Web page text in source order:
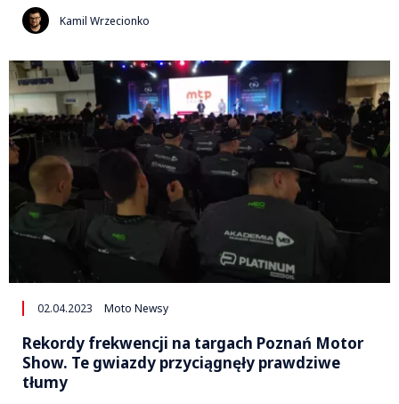
Kamil Wrzecionko
02.04.2023 Moto Newsy
Rekordy frekwencji na targach Poznań Motor
Show. Te gwiazdy przyciągnęły prawdziwe
tłumy